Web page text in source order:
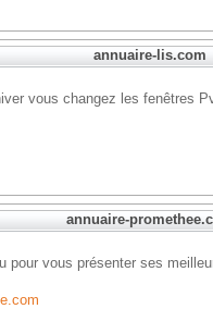
annuaire-lis.com
vous changez les fenêtres
annuaire-
pour vous présenter ses